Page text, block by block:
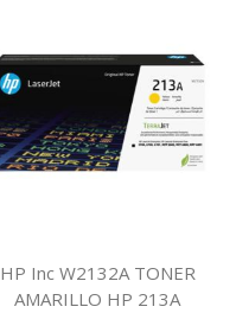
HP Inc W2132A TONER
AMARILLO HP 213A